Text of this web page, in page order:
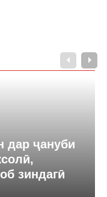
дар ҷануби
зиндагӣ